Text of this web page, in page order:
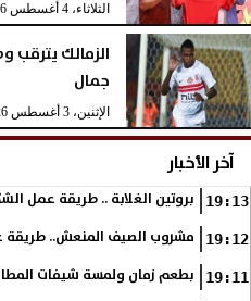
الثلاثاء، 4 أغسطس 2026
الزمالك يترقب
جمال
الإثنين، 3 أغسطس 2026
آخر الأخبار
19:13 بروتين الغلابة .. طريقة عمل
19:12 مشروب الصيف المنعش.. طريقة
19:11 بطعم زمان ولمسة شيفات